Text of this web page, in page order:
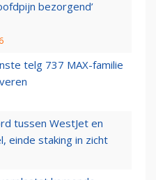
bezorgend’
telg 737 MAX-familie
tussen WestJet en
einde staking in zicht